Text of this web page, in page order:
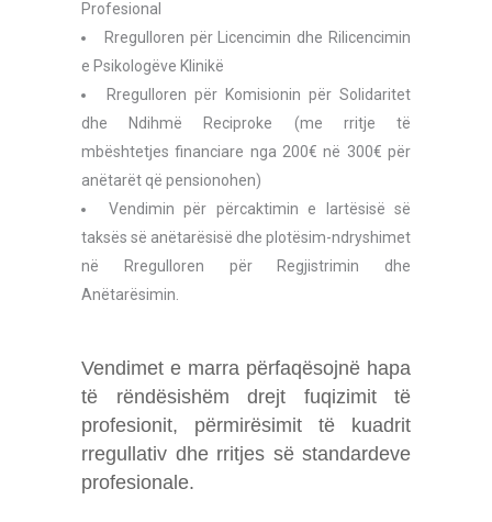
Profesional
Rregulloren për Licencimin dhe Rilicencimin
e Psikologëve Klinikë
Rregulloren për Komisionin për Solidaritet
dhe Ndihmë Reciproke (me rritje të
mbështetjes financiare nga 200€ në 300€ për
anëtarët që pensionohen)
Vendimin për përcaktimin e lartësisë së
taksës së anëtarësisë dhe plotësim-ndryshimet
në Rregulloren për Regjistrimin dhe
Anëtarësimin.
Vendimet e marra përfaqësojnë hapa
të rëndësishëm drejt fuqizimit të
profesionit, përmirësimit të kuadrit
rregullativ dhe rritjes së standardeve
profesionale.